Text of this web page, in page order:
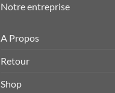
Notre entreprise
A Propos
Retour
Shop